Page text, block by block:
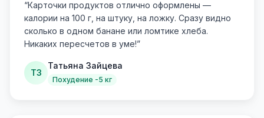
“Карточки продуктов отлично оформлены —
калории на 100 г, на штуку, на ложку. Сразу видно
сколько в одном банане или ломтике хлеба.
Никаких пересчетов в уме!”
ТЗ
Татьяна Зайцева
Похудение -5 кг